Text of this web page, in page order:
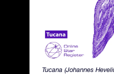
Tucana (Johannes